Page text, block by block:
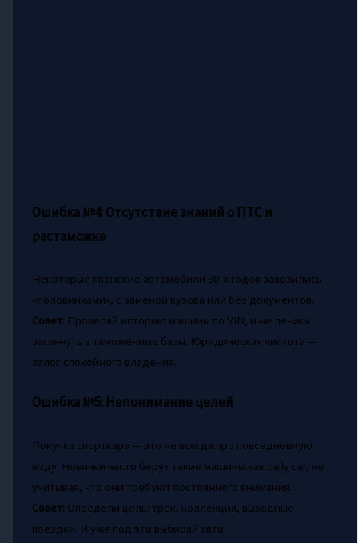
Ошибка №4: Отсутствие знаний о ПТС и
растаможке
Некоторые японские автомобили 90-х годов завозились
«половинками», с заменой кузова или без документов.
Совет: Проверяй историю машины по VIN, и не ленись
заглянуть в таможенные базы. Юридическая чистота —
залог спокойного владения.
Ошибка №5: Непонимание целей
Покупка спорткара — это не всегда про повседневную
езду. Новички часто берут такие машины как daily car, не
учитывая, что они требуют постоянного внимания.
Совет: Определи цель: трек, коллекция, выходные
поездки. И уже под это выбирай авто.